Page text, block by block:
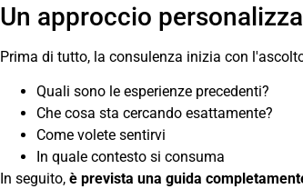
Un approccio
Prima di tutto, la consulenza inizia con
Quali sono le esperienze precedenti?
Che cosa sta cercando esattamente?
Come volete sentirvi
In quale contesto si consuma
In seguito, è prevista una guida